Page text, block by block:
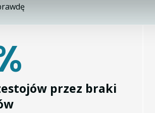
przez braki